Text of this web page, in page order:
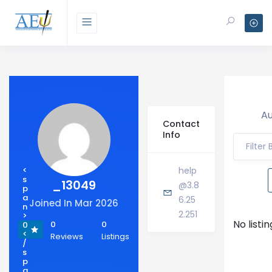
_13049
Joined In Mar 2026
<
s
p
a
n
>
0
<
/
s
p
0
Reviews
0
Listings
Contact
Info
help
@3.8
6.25
2.251
Filter
No